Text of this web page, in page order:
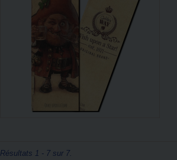
Résultats 1 - 7 sur 7.